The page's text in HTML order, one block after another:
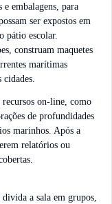
e embalagens, para
ser expostos em
pátio escolar.
construam maquetes
marítimas
on-line, como
de profundidades
marinhos. Após a
relatórios ou
divida a sala em grupos,